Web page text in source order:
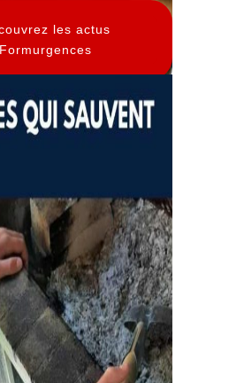
les actus
Formurgences